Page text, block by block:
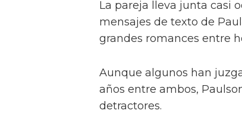
La pareja lleva junta casi
mensajes de texto de
grandes romances entre
Aunque algunos han
años entre ambos,
detractores.